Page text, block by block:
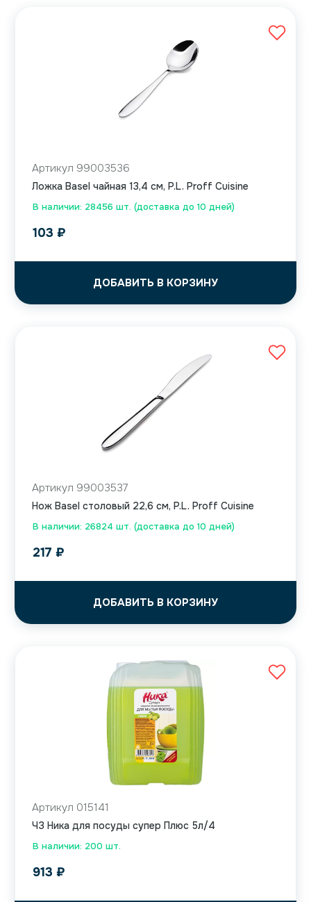
В наличии: 28456 шт. (доставка до 10 дней)
Артикул 99003536
Ложка Basel чайная 13,4 см, P.L. Proff Cuisine
103 ₽
ДОБАВИТЬ В КОРЗИНУ
В наличии: 26824 шт. (доставка до 10 дней)
Артикул 99003537
Нож Basel столовый 22,6 см, P.L. Proff Cuisine
217 ₽
ДОБАВИТЬ В КОРЗИНУ
В наличии: 200 шт.
Артикул 015141
ЧЗ Ника для посуды супер Плюс 5л/4
913 ₽